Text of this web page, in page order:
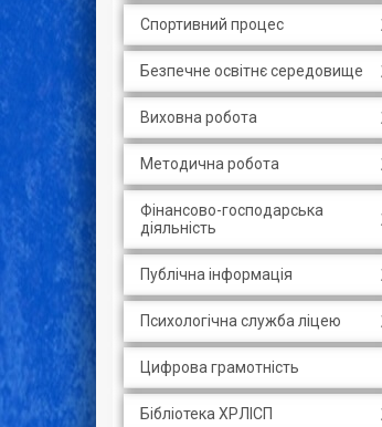
Спортивний процес
Безпечне освітнє середовище
Виховна робота
Методична робота
Фінансово-господарська
діяльність
Публічна інформація
Психологічна служба ліцею
Цифрова грамотність
Бібліотека ХРЛІСП